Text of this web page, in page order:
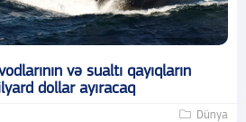
və sualtı qayıqların
dollar ayıracaq
Dünya